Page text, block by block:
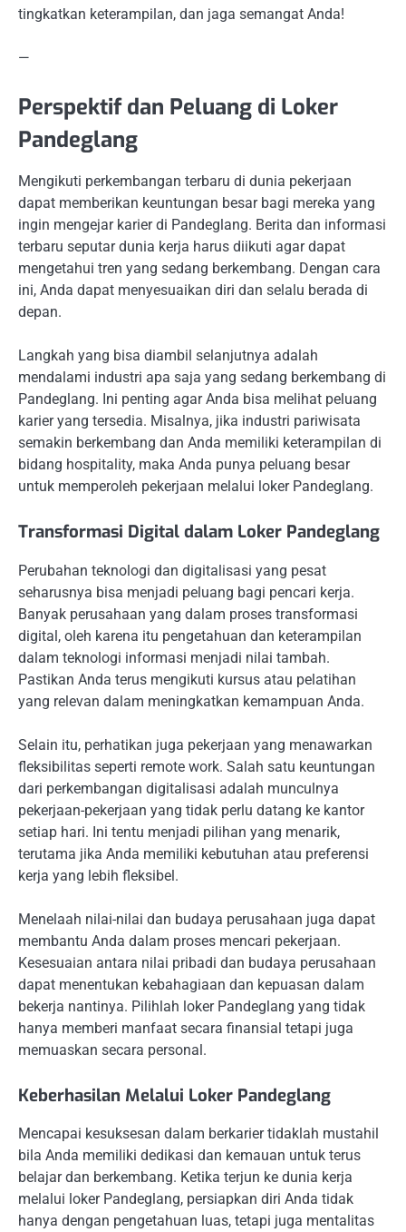
tingkatkan keterampilan, dan jaga semangat Anda!
—
Perspektif dan Peluang di Loker
Pandeglang
Mengikuti perkembangan terbaru di dunia pekerjaan
dapat memberikan keuntungan besar bagi mereka yang
ingin mengejar karier di Pandeglang. Berita dan informasi
terbaru seputar dunia kerja harus diikuti agar dapat
mengetahui tren yang sedang berkembang. Dengan cara
ini, Anda dapat menyesuaikan diri dan selalu berada di
depan.
Langkah yang bisa diambil selanjutnya adalah
mendalami industri apa saja yang sedang berkembang di
Pandeglang. Ini penting agar Anda bisa melihat peluang
karier yang tersedia. Misalnya, jika industri pariwisata
semakin berkembang dan Anda memiliki keterampilan di
bidang hospitality, maka Anda punya peluang besar
untuk memperoleh pekerjaan melalui loker Pandeglang.
Transformasi Digital dalam Loker Pandeglang
Perubahan teknologi dan digitalisasi yang pesat
seharusnya bisa menjadi peluang bagi pencari kerja.
Banyak perusahaan yang dalam proses transformasi
digital, oleh karena itu pengetahuan dan keterampilan
dalam teknologi informasi menjadi nilai tambah.
Pastikan Anda terus mengikuti kursus atau pelatihan
yang relevan dalam meningkatkan kemampuan Anda.
Selain itu, perhatikan juga pekerjaan yang menawarkan
fleksibilitas seperti remote work. Salah satu keuntungan
dari perkembangan digitalisasi adalah munculnya
pekerjaan-pekerjaan yang tidak perlu datang ke kantor
setiap hari. Ini tentu menjadi pilihan yang menarik,
terutama jika Anda memiliki kebutuhan atau preferensi
kerja yang lebih fleksibel.
Menelaah nilai-nilai dan budaya perusahaan juga dapat
membantu Anda dalam proses mencari pekerjaan.
Kesesuaian antara nilai pribadi dan budaya perusahaan
dapat menentukan kebahagiaan dan kepuasan dalam
bekerja nantinya. Pilihlah loker Pandeglang yang tidak
hanya memberi manfaat secara finansial tetapi juga
memuaskan secara personal.
Keberhasilan Melalui Loker Pandeglang
Mencapai kesuksesan dalam berkarier tidaklah mustahil
bila Anda memiliki dedikasi dan kemauan untuk terus
belajar dan berkembang. Ketika terjun ke dunia kerja
melalui loker Pandeglang, persiapkan diri Anda tidak
hanya dengan pengetahuan luas, tetapi juga mentalitas